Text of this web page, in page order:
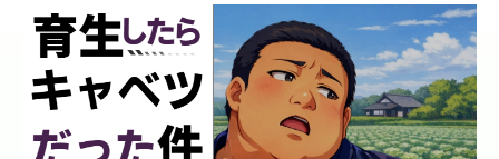
アクセスマップ
求人案内
お問い合わせ